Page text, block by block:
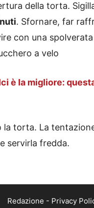
della torta.
. Sfornare, far
con una
a velo
è la migliore:
la torta. La
servirla fredda.
Redazione - Privacy